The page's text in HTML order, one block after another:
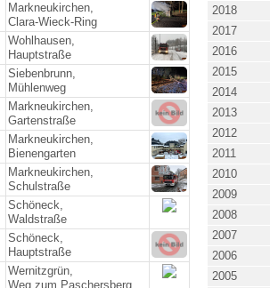
Markneukirchen,
Clara-Wieck-Ring
Wohlhausen,
Hauptstraße
Siebenbrunn,
Mühlenweg
Markneukirchen,
Gartenstraße
Markneukirchen,
Bienengarten
Markneukirchen,
Schulstraße
Schöneck,
Waldstraße
Schöneck,
Hauptstraße
Wernitzgrün,
Weg zum Paschersberg
2018
2017
2016
2015
2014
2013
2012
2011
2010
2009
2008
2007
2006
2005